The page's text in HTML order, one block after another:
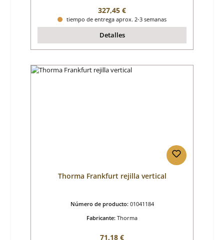
Precio normal:
327,45 €
tiempo de entrega aprox. 2-3 semanas
Detalles
Thorma Frankfurt rejilla vertical
Número de producto: 01041184
Fabricante: Thorma
Precio normal:
71,18 €